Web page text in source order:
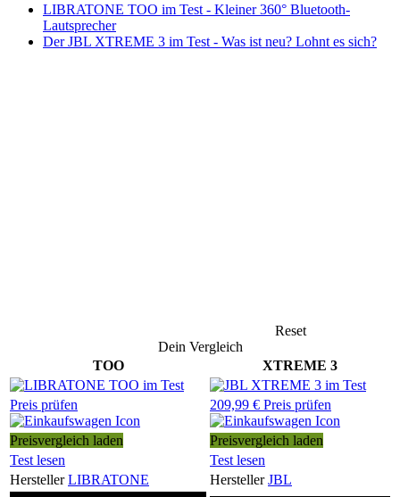
LIBRATONE TOO im Test - Kleiner 360° Bluetooth-
Lautsprecher
Der JBL XTREME 3 im Test - Was ist neu? Lohnt es sich?
Reset
Dein Vergleich
TOO
XTREME 3
Preis prüfen 209,99 € Preis prüfen
Preisvergleich laden
Preisvergleich laden
Test lesen
Test lesen
Hersteller LIBRATONE Hersteller JBL